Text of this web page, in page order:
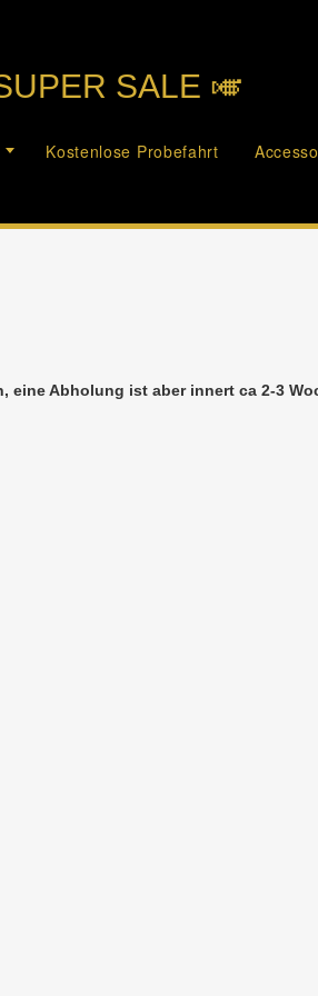
SALE 🎺︎
Kostenlose Probefahrt
Abholung ist aber innert ca 2-3